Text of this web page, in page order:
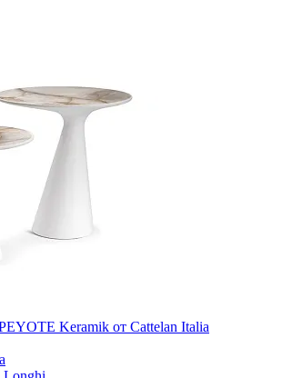
Keramik от Cattelan Italia